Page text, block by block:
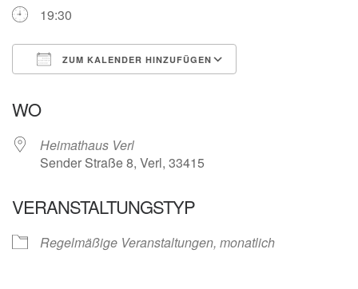
19:30
ZUM KALENDER HINZUFÜGEN
WO
Heimathaus Verl
Sender Straße 8, Verl, 33415
VERANSTALTUNGSTYP
Regelmäßige Veranstaltungen, monatlich